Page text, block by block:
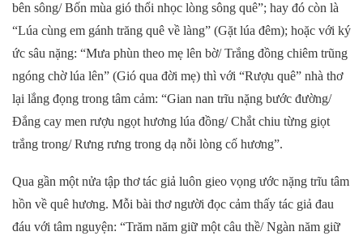
bên sông/ Bốn mùa gió thổi nhọc lòng sông quê”; hay đó còn là
“Lúa cùng em gánh trăng quê về làng” (Gặt lúa đêm); hoặc với ký
ức sâu nặng: “Mưa phùn theo mẹ lên bờ/ Trắng đồng chiêm trũng
ngóng chờ lúa lên” (Gió qua đời mẹ) thì với “Rượu quê” nhà thơ
lại lắng đọng trong tâm cảm: “Gian nan trĩu nặng bước đường/
Đắng cay men rượu ngọt hương lúa đồng/ Chắt chiu từng giọt
trắng trong/ Rưng rưng trong dạ nỗi lòng cố hương”.
Qua gần một nửa tập thơ tác giả luôn gieo vọng ước nặng trĩu tâm
hồn về quê hương. Mỗi bài thơ người đọc cảm thấy tác giả đau
đáu với tâm nguyện: “Trăm năm giữ một câu thề/ Ngàn năm giữ